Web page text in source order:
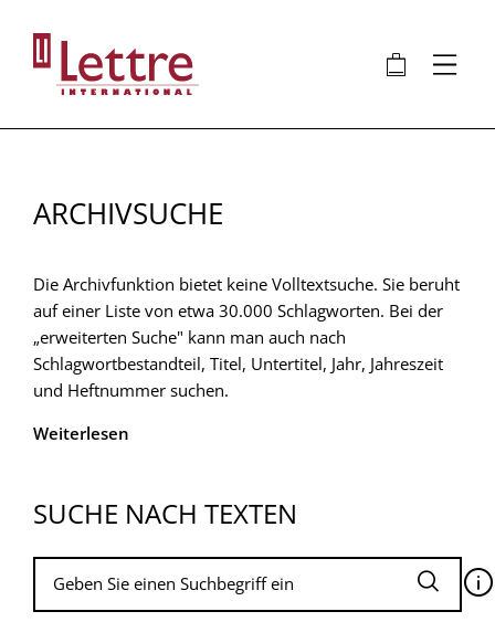
Inhalt
🛍 ⋮
ARCHIVSUCHE
Die Archivfunktion bietet keine Volltextsuche. Sie beruht
auf einer Liste von etwa 30.000 Schlagworten. Bei der
„erweiterten Suche" kann man auch nach
Schlagwortbestandteil, Titel, Untertitel, Jahr, Jahreszeit
und Heftnummer suchen.
Weiterlesen
SUCHE NACH TEXTEN
🛈